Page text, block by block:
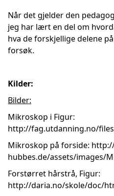
Når det gjelder den
jeg har lært en del om
hva de forskjellige delene
forsøk.
Kilder:
Bilder:
Mikroskop i Figur:
http://fag.utdanning.no/
Mikroskop på forside:
hubbes.de/assets/images/
Forstørret hårstrå, Figur:
http://daria.no/skole/doc/